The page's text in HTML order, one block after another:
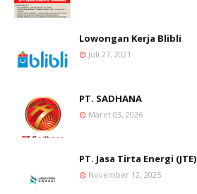
Lowongan Kerja Blibli
Juli 27, 2021
PT. SADHANA
Maret 03, 2026
PT. Jasa Tirta Energi (JTE)
November 12, 2025